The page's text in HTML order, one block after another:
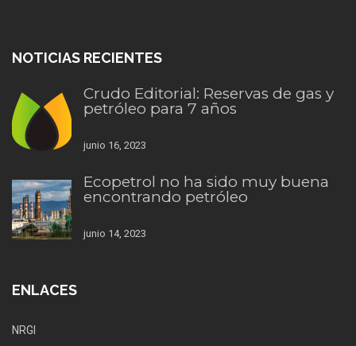
NOTICIAS RECIENTES
Crudo Editorial: Reservas de gas y
petróleo para 7 años
junio 16, 2023
Ecopetrol no ha sido muy buena
encontrando petróleo
junio 14, 2023
ENLACES
NRGI